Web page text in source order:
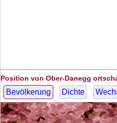
Position von Ober-Danegg
Bevölkerung Dichte